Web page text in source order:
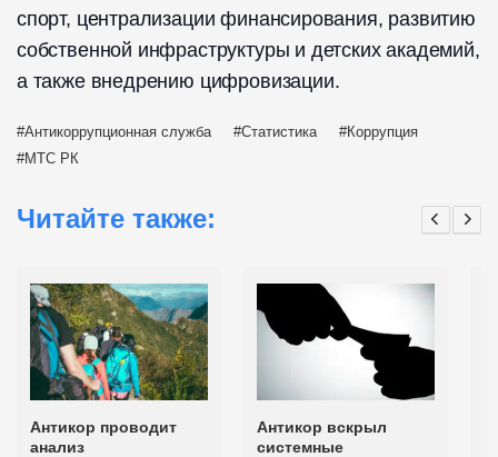
спорт, централизации финансирования, развитию
собственной инфраструктуры и детских академий,
а также внедрению цифровизации.
Антикоррупционная служба Статистика
Коррупция
МТС РК
Читайте также:
Антикор проводит
анализ
Антикор вскрыл
системные